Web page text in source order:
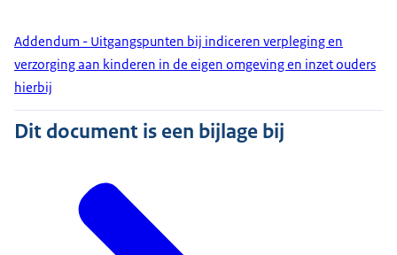
Addendum - Uitgangspunten bij indiceren verpleging en
verzorging aan kinderen in de eigen omgeving en inzet ouders
hierbij
Dit document is een bijlage bij